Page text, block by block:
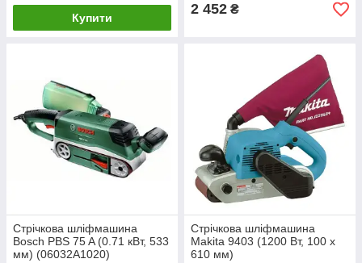
Купити
2 452 ₴
Стрічкова шліфмашина
Bosch PBS 75 A (0.71 кВт, 533
мм) (06032A1020)
Стрічкова шліфмашина
Makita 9403 (1200 Вт, 100 х
610 мм)